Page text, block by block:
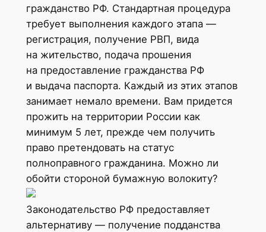
гражданство РФ. Стандартная процедура
требует выполнения каждого этапа —
регистрация, получение РВП, вида
на жительство, подача прошения
на предоставление гражданства РФ
и выдача паспорта. Каждый из этих этапов
занимает немало времени. Вам придется
прожить на территории России как
минимум 5 лет, прежде чем получить
право претендовать на статус
полноправного гражданина. Можно ли
обойти стороной бумажную волокиту?
Законодательство РФ предоставляет
альтернативу — получение подданства